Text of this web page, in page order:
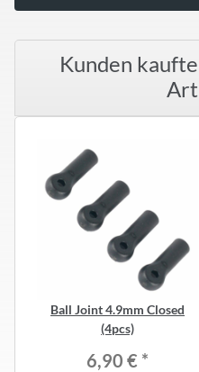
Kunden
Ball Joint 4.9mm Closed
(4pcs)
6,90 € *